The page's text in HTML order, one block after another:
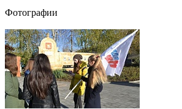
Фотографии